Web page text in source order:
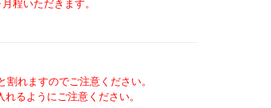
程いただきます。
れますのでご注意ください。
るようにご注意ください。